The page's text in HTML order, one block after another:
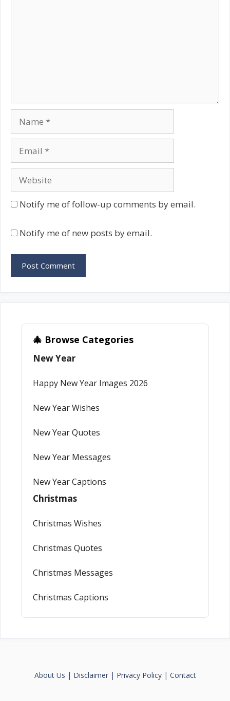
Name
Email
Website
Notify me of follow-up comments by email.
Notify me of new posts by email.
🎄 Browse Categories
New Year
Happy New Year Images 2026
New Year Wishes
New Year Quotes
New Year Messages
New Year Captions
Christmas
Christmas Wishes
Christmas Quotes
Christmas Messages
Christmas Captions
About Us | Disclaimer| Privacy Policy| Contact